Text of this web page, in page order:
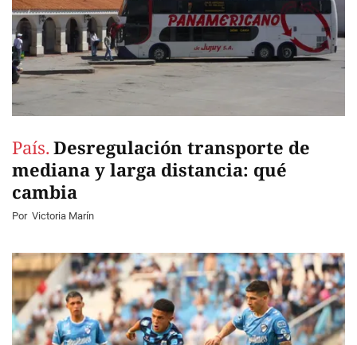
País. Desregulación transporte de
mediana y larga distancia: qué
cambia
Por Victoria Marín